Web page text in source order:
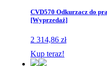
CVD570 Odkurzacz do
[Wyprzedaż]
2 314,86 zł
Kup teraz!